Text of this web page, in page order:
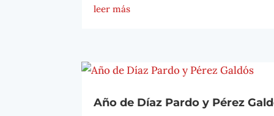
leer más
Año de Díaz Pardo y Pérez